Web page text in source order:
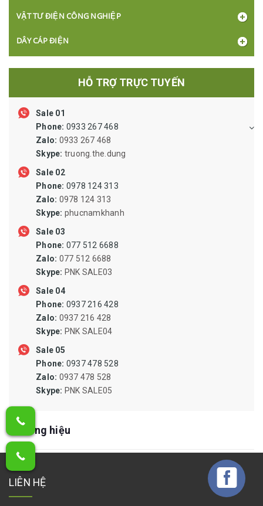
VẬT TƯ ĐIỆN CÔNG NGHIỆP
DÂY CÁP ĐIỆN
XI LANH ỐNG HƠI VAN LỌC VẬT TƯ KHÍ NÉN
KHỚP NỐI NHÔNG SÊN BĂNG TẢI PULLY
ỐNG THỦY LỰC, ỐNG SIPHON, ỐNG RUỘT GÀ LÕI THÉP, ỐNG
MỀM INOX DẪN DUNG DỊCH
VẬT TƯ VAN ĐƯỜNG ỐNG, MẶT BÍCH
VẬT TƯ BẢO HỘ LAO ĐỘNG
QUẠT CÔNG NGHIỆP, QUẠT LY TÂM
SIN PHỐT, PHỐT CHỊU NHIỆT, ORING CHỊU NHIỆT
NAM CHÂM DẠNG THANH, NAM CHÂM DẠNG CUỘN, NAM
CHÂM DẠNG ỐNG
MŨI KHOAN TARO DOA PHAY TIỆN MÀI DŨA MŨI VÍT ĐẦU
MĂNG RANH
MÁY KHOAN, MÁY PHAY, MÁY MÀI, MÁY CHÀ NHÁM, MÁY BẮT
ỐC VÍT
ĐÁ CẮT,MÀI,CÀ LEM,NHÁM NỈ ĐÁNH BÓNG,BÁNH CHÉN CƯỚC
DÂY RÚT,DÂY POLY,DÂY DÙ,BẠT CHE,LƯỚI CHẮN CÔN TRÙNG
CAO SU SILICONE CHỊU NHIỆT, TẤM SILICONE, RON SILICONE,
DÂY SILICONE ĐẶC, ỐNG SILICONE DẪN DUNG DỊCH, ỐNG HÚT
SILICONE
TÚI PE,BAO BÌ KRAFT,VẢI BỐ,THÙNG CARTON
HỖ TRỢ TRỰC TUYẾN
Sale 01
Phone: 0933 267 468
Zalo: 0933 267 468
Skype: truong.the.dung
Sale 02
Phone: 0978 124 313
Zalo: 0978 124 313
Skype: phucnamkhanh
Sale 03
Phone: 077 512 6688
Zalo: 077 512 6688
Skype: PNK SALE03
Sale 04
Phone: 0937 216 428
Zalo: 0937 216 428
Skype: PNK SALE04
Sale 05
Phone: 0937 478 528
Zalo: 0937 478 528
Skype: PNK SALE05
Thương hiệu
LIÊN HỆ